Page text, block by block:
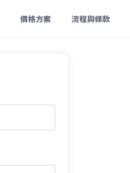
價格方案 流程與條款